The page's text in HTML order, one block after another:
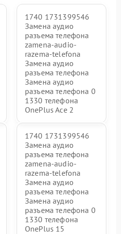
1740 1731399546
Замена аудио
разъема телефона
zamena-audio-
razema-telefona
Замена аудио
разъема телефона
Замена аудио
разъема телефона 0
1330 телефона
OnePlus Ace 2
1740 1731399546
Замена аудио
разъема телефона
zamena-audio-
razema-telefona
Замена аудио
разъема телефона
Замена аудио
разъема телефона 0
1330 телефона
OnePlus 15